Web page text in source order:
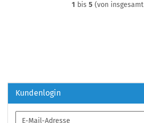
1 bis 5 (von insgesamt
Kundenlogin
E-